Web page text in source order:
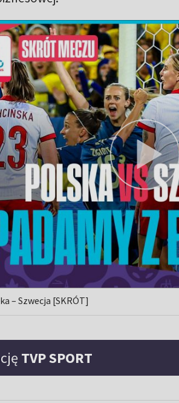
– Szwecja [SKRÓT]
TVP SPORT